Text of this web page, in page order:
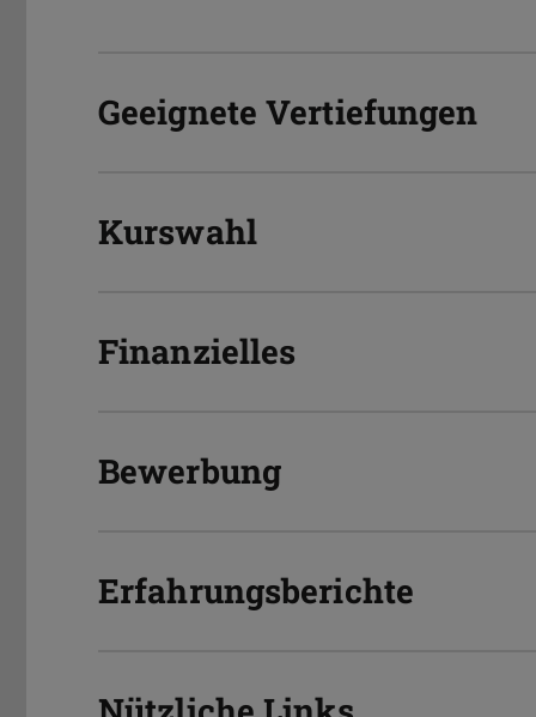
Geeignete Vertiefungen
Kurswahl
Finanzielles
Bewerbung
Erfahrungsberichte